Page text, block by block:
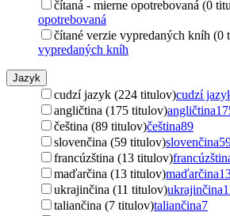
čítaná - mierne opotrebovaná (0
opotrebovaná
čítané verzie vypredaných kníh (0
vypredaných kníh
Jazyk
cudzí jazyk (224 titulov)cudzí
angličtina (175 titulov)angličtina
čeština (89 titulov)čeština89
slovenčina (59 titulov)slovenčina
francúzština (13 titulov)
maďarčina (13 titulov)maďarčina
ukrajinčina (11 titulov)ukrajinčina
taliančina (7 titulov)taliančina7